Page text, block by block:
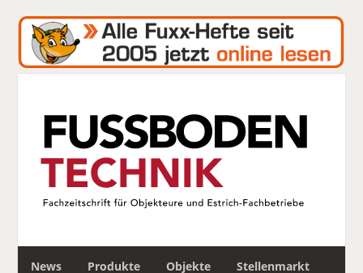
News Produkte Objekte Stellenmarkt